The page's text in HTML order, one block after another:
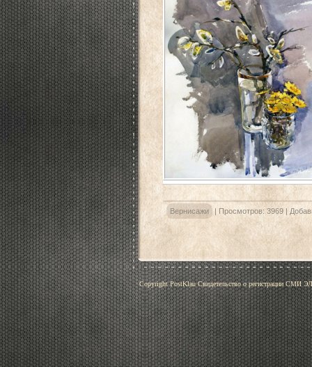
Вернисажи Просмотров: 3969
Copyright PostKlau Свидетельство о регистрации СМИ